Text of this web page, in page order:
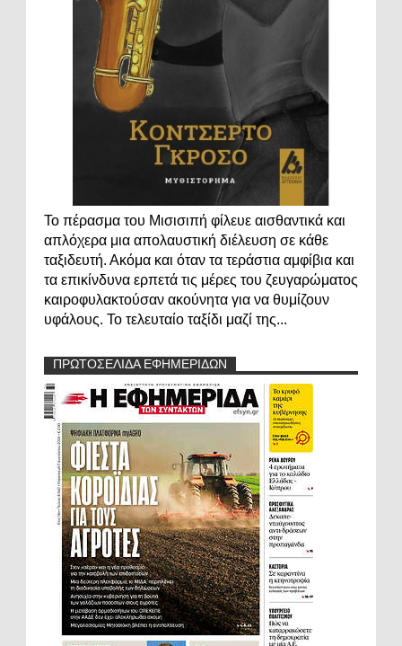
Το πέρασμα του Μισισιπή φίλευε αισθαντικά και
απλόχερα μια απολαυστική διέλευση σε κάθε
ταξιδευτή. Ακόμα και όταν τα τεράστια αμφίβια και
τα επικίνδυνα ερπετά τις μέρες του ζευγαρώματος
καιροφυλακτούσαν ακούνητα για να θυμίζουν
υφάλους. Το τελευταίο ταξίδι μαζί της...
ΠΡΩΤΟΣΕΛΙΔΑ ΕΦΗΜΕΡΙΔΩΝ